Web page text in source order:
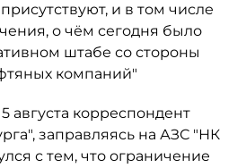
и в том числе
о чём сегодня было
штабе со стороны
компаний"
августа корреспондент
заправляясь на АЗС "НК
с тем, что ограничение